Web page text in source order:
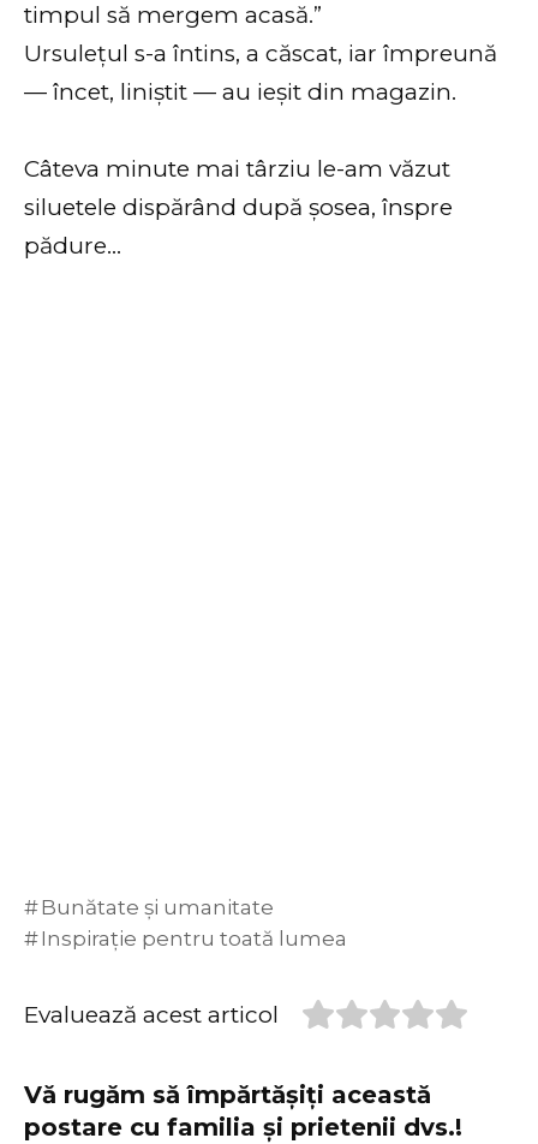
timpul să mergem acasă.”
Ursulețul s-a întins, a căscat, iar împreună
— încet, liniștit — au ieșit din magazin.
Câteva minute mai târziu le-am văzut
siluetele dispărând după șosea, înspre
pădure…
Bunătate și umanitate
Inspirație pentru toată lumea
Evaluează acest articol
Vă rugăm să împărtășiți această
postare cu familia și prietenii dvs.!